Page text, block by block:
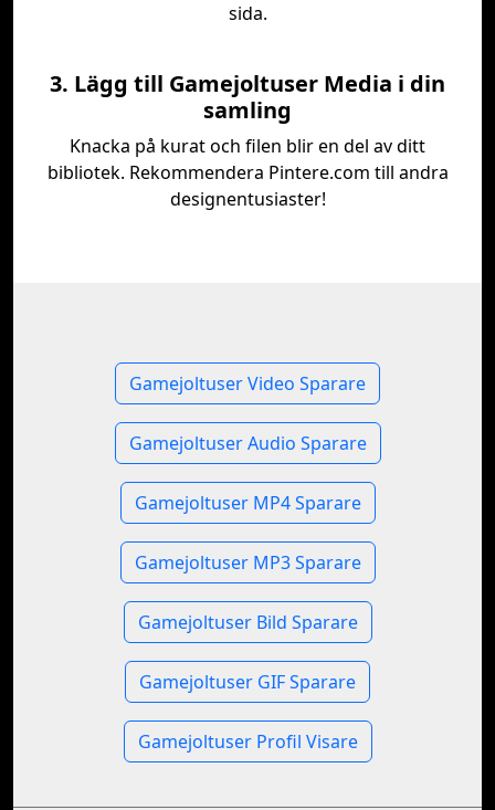
sida.
3. Lägg till Gamejoltuser Media i din
samling
Knacka på kurat och filen blir en del av ditt
bibliotek. Rekommendera Pintere.com till andra
designentusiaster!
Gamejoltuser Video Sparare
Gamejoltuser Audio Sparare
Gamejoltuser MP4 Sparare
Gamejoltuser MP3 Sparare
Gamejoltuser Bild Sparare
Gamejoltuser GIF Sparare
Gamejoltuser Profil Visare